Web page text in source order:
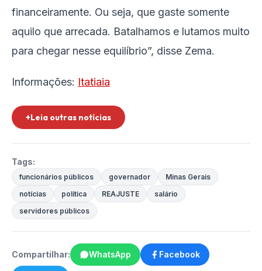
financeiramente. Ou seja, que gaste somente
aquilo que arrecada. Batalhamos e lutamos muito
para chegar nesse equilíbrio”, disse Zema.
Informações: Itatiaia
+Leia outras notícias
Tags:
funcionários públicos governador
Minas Gerais
notícias
política REAJUSTE
salário
servidores públicos
Compartilhar: WhatsApp Facebook